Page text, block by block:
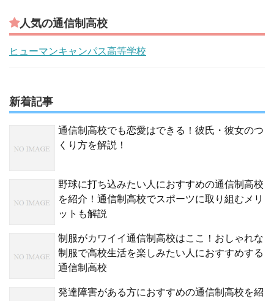
人気の通信制高校
ヒューマンキャンパス高等学校
新着記事
通信制高校でも恋愛はできる！彼氏・彼女のつ
くり方を解説！
野球に打ち込みたい人におすすめの通信制高校
を紹介！通信制高校でスポーツに取り組むメリ
ットも解説
制服がカワイイ通信制高校はここ！おしゃれな
制服で高校生活を楽しみたい人におすすめする
通信制高校
発達障害がある方におすすめの通信制高校を紹